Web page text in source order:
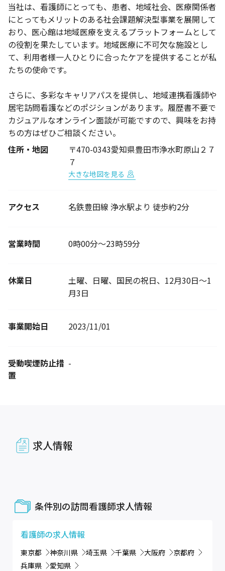
当社は、看護師にとっても、患者、地域社会、医療関係者
にとってもメリットのある社会課題解決型事業を展開して
おり、医心館は地域医療を支えるプラットフォームとして
の役割を果たしています。地域医療に不可欠な施設とし
て、利用者様一人ひとりに合ったケアを提供することが私
たちの使命です。
さらに、多彩なキャリアパスを提供し、地域連携看護師や
居宅訪問看護などのポジションがあります。履歴書不要で
カジュアルなオンライン面談が可能ですので、興味をお持
ちの方はぜひご相談ください。
住所・地図
〒470-0343愛知県豊田市浄水町原山２７
７
大きな地図を見る
アクセス 名鉄豊田線 浄水駅より 徒歩約2分
営業時間 0時00分～23時59分
休業日
土曜、日曜、国民の祝日、12月30日～1
月3日
事業開始日 2023/11/01
受動喫煙防止措
置
-
求人情報
条件別の訪問看護師求人情報
看護師の求人情報
東京都 神奈川県 埼玉県 千葉県 大阪府
京都府
兵庫県
愛知県